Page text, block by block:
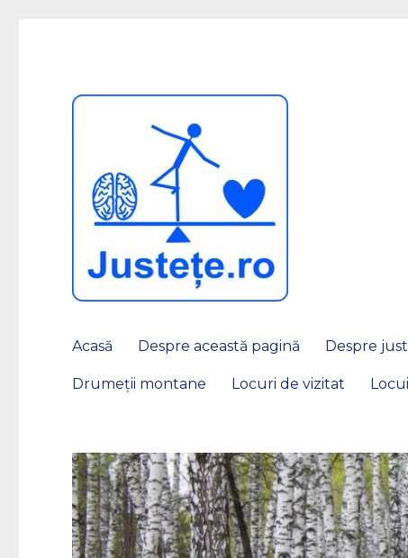
Acasă Despre această pagină Despre
Drumeții montane Locuri de vizitat